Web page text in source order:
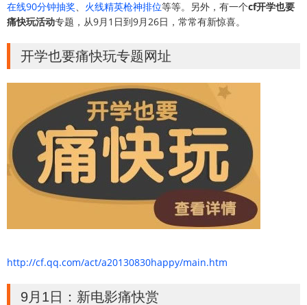
在线90分钟抽奖、 火线精英枪神排位等等。另外，有一个cf开学也要
痛快玩活动专题，从9月1日到9月26日，常常有新惊喜。
开学也要痛快玩专题网址
http://cf.qq.com/act/a20130830happy/main.htm
9月1日：新电影痛快赏